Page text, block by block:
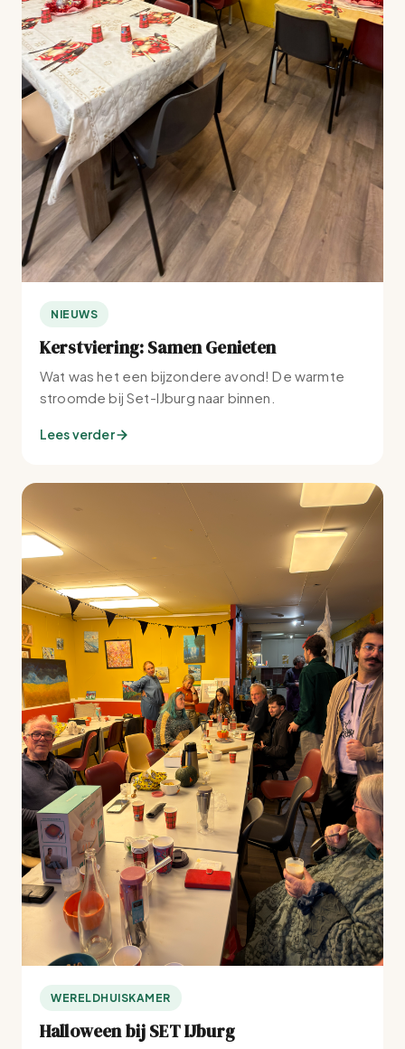
NIEUWS
Kerstviering: Samen Genieten
Wat was het een bijzondere avond! De warmte
stroomde bij Set-IJburg naar binnen.
Lees verder
WERELDHUISKAMER
Halloween bij SET IJburg